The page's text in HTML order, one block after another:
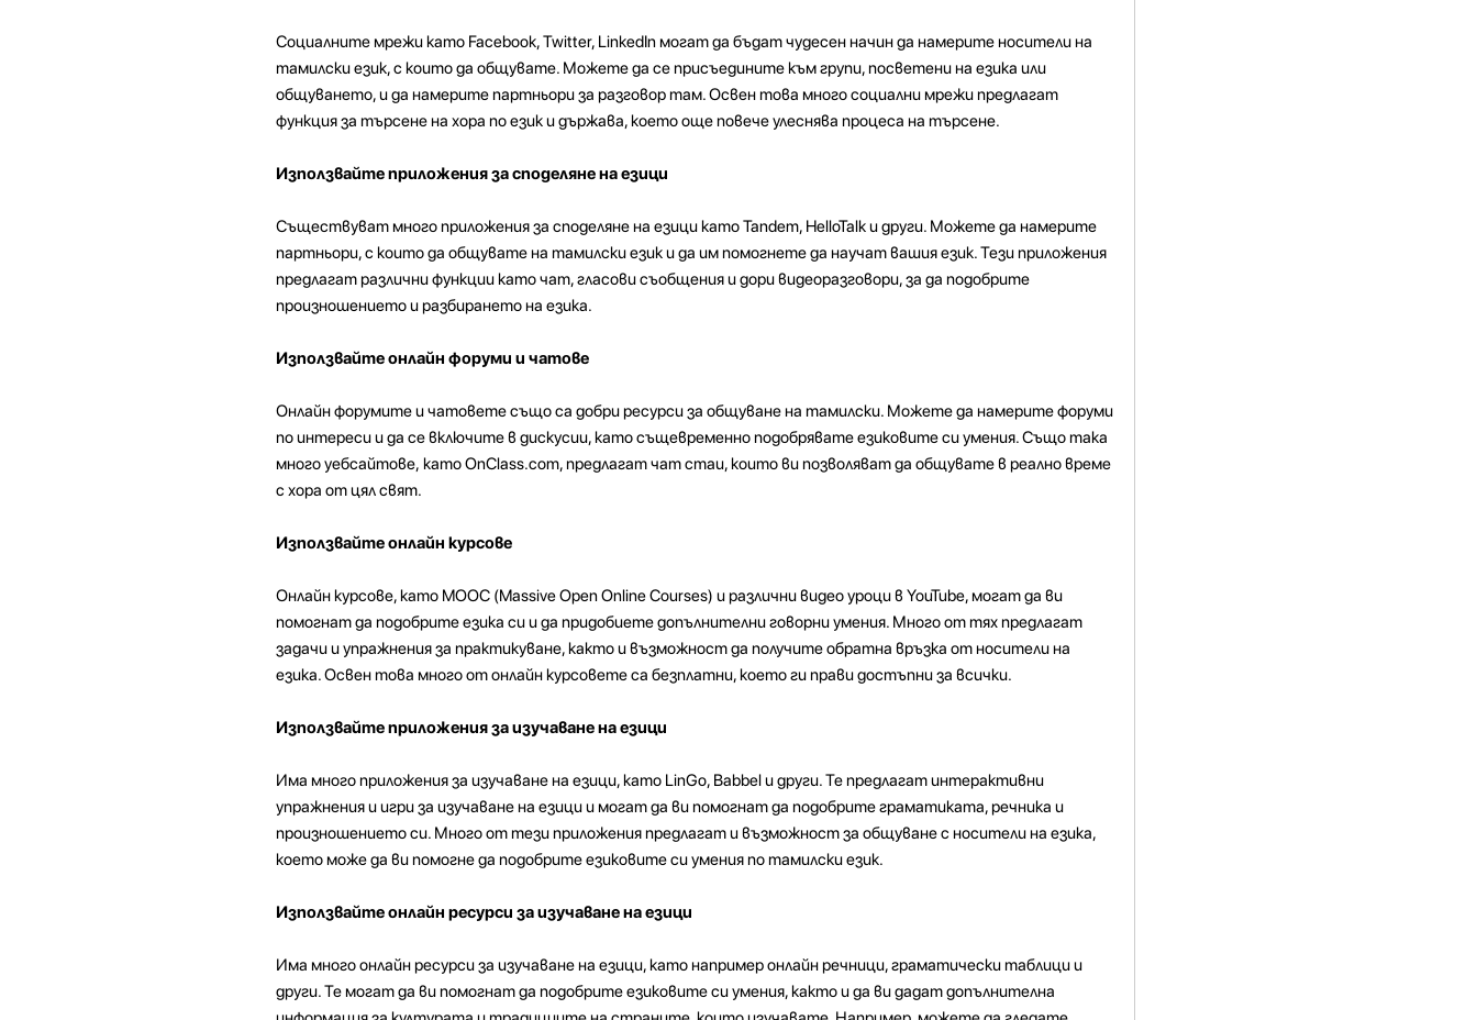
Социалните мрежи като Facebook, Twitter, LinkedIn могат да бъдат чудесен начин да намерите носители на
тамилски език, с които да общувате. Можете да се присъедините към групи, посветени на езика или
общуването, и да намерите партньори за разговор там. Освен това много социални мрежи предлагат
функция за търсене на хора по език и държава, което още повече улеснява процеса на търсене.
Използвайте приложения за споделяне на езици
Съществуват много приложения за споделяне на езици като Tandem, HelloTalk и други. Можете да намерите
партньори, с които да общувате на тамилски език и да им помогнете да научат вашия език. Тези приложения
предлагат различни функции като чат, гласови съобщения и дори видеоразговори, за да подобрите
произношението и разбирането на езика.
Използвайте онлайн форуми и чатове
Онлайн форумите и чатовете също са добри ресурси за общуване на тамилски. Можете да намерите форуми
по интереси и да се включите в дискусии, като същевременно подобрявате езиковите си умения. Също така
много уебсайтове, като OnClass.com, предлагат чат стаи, които ви позволяват да общувате в реално време
с хора от цял свят.
Използвайте онлайн курсове
Онлайн курсове, като MOOC (Massive Open Online Courses) и различни видео уроци в YouTube, могат да ви
помогнат да подобрите езика си и да придобиете допълнителни говорни умения. Много от тях предлагат
задачи и упражнения за практикуване, както и възможност да получите обратна връзка от носители на
езика. Освен това много от онлайн курсовете са безплатни, което ги прави достъпни за всички.
Използвайте приложения за изучаване на езици
Има много приложения за изучаване на езици, като LinGo, Babbel и други. Те предлагат интерактивни
упражнения и игри за изучаване на езици и могат да ви помогнат да подобрите граматиката, речника и
произношението си. Много от тези приложения предлагат и възможност за общуване с носители на езика,
което може да ви помогне да подобрите езиковите си умения по тамилски език.
Използвайте онлайн ресурси за изучаване на езици
Има много онлайн ресурси за изучаване на езици, като например онлайн речници, граматически таблици и
други. Те могат да ви помогнат да подобрите езиковите си умения, както и да ви дадат допълнителна